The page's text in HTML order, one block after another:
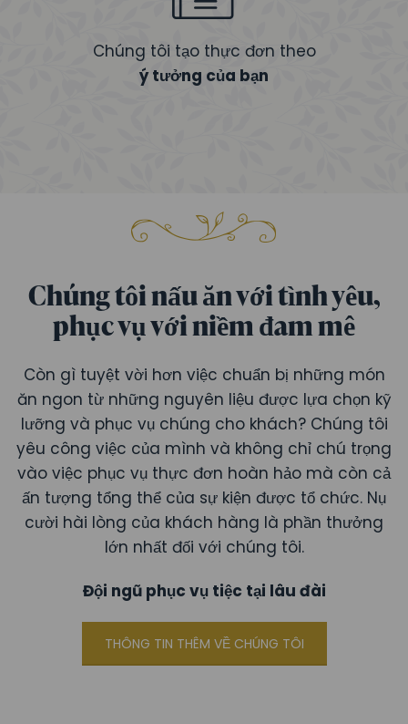
Chúng tôi tạo thực đơn theo
ý tưởng của bạn
Chúng tôi nấu ăn với tình yêu,
phục vụ với niềm đam mê
Còn gì tuyệt vời hơn việc chuẩn bị những món
ăn ngon từ những nguyên liệu được lựa chọn kỹ
lưỡng và phục vụ chúng cho khách? Chúng tôi
yêu công việc của mình và không chỉ chú trọng
vào việc phục vụ thực đơn hoàn hảo mà còn cả
ấn tượng tổng thể của sự kiện được tổ chức. Nụ
cười hài lòng của khách hàng là phần thưởng
lớn nhất đối với chúng tôi.
Đội ngũ phục vụ tiệc tại lâu đài
THÔNG TIN THÊM VỀ CHÚNG TÔI